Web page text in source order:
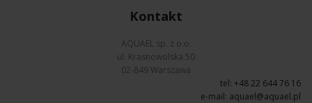
Kontakt
AQUAEL sp. z o.o.
ul. Krasnowolska 50
02-849 Warszawa
tel: +48 22 644 76 16
e-mail: aquael@aquael.pl